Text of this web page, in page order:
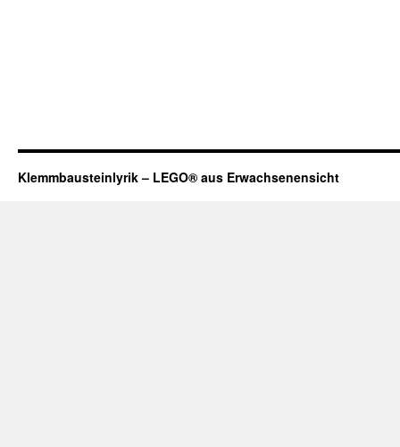
Klemmbausteinlyrik – LEGO® aus Erwachsenensicht